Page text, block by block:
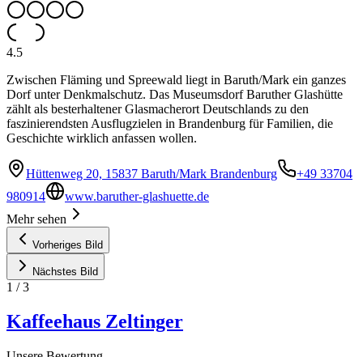
4.5
Zwischen Fläming und Spreewald liegt in Baruth/Mark ein ganzes
Dorf unter Denkmalschutz. Das Museumsdorf Baruther Glashütte
zählt als besterhaltener Glasmacherort Deutschlands zu den
faszinierendsten Ausflugzielen in Brandenburg für Familien, die
Geschichte wirklich anfassen wollen.
Hüttenweg 20, 15837 Baruth/Mark Brandenburg
+49 33704
980914
www.baruther-glashuette.de
Mehr sehen
Vorheriges Bild
Nächstes Bild
1 /3
Kaffeehaus Zeltinger